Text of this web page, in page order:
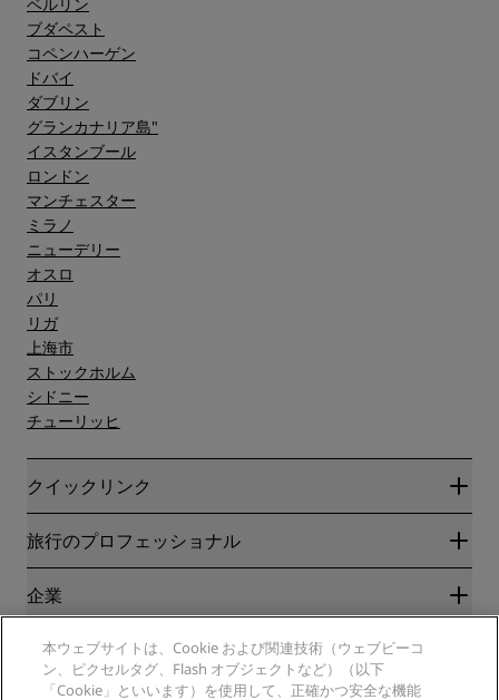
ブダペスト
コペンハーゲン
ドバイ
ダブリン
グランカナリア島"
イスタンブール
ロンドン
マンチェスター
ミラノ
ニューデリー
オスロ
パリ
リガ
上海市
ストックホルム
シドニー
チューリッヒ
クイックリンク
Radisson Rewards
ブログ
目的地
ラディソンホテルアプリ
スポーツ認定ホテル
旅行のプロフェッショナル
パートナー
旅行代理店
企業
Radisson Hotel Group
メディア
キャリアRHG
法務
本ウェブサイトは、Cookie および関連技術（ウェブビーコ
ン、ピクセルタグ、Flash オブジェクトなど）（以下
「Cookie」といいます）を使用して、正確かつ安全な機能